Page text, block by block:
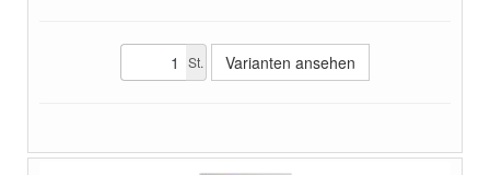
St. Varianten ansehen